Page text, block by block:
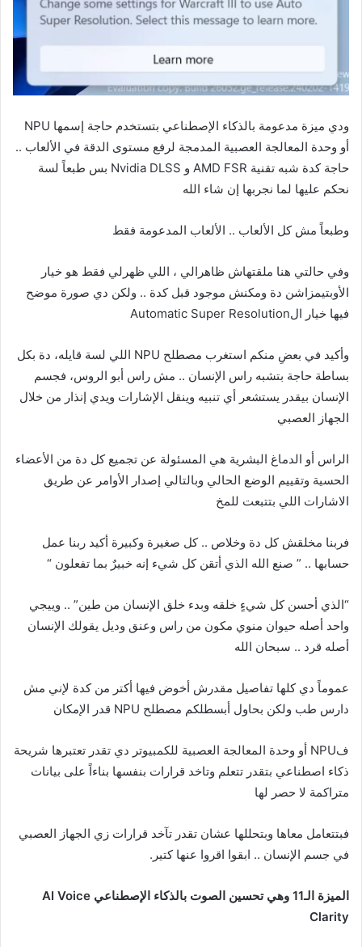
ودي ميزة مدعومة بالذكاء الإصطناعي بتستخدم حاجة إسمها NPU
أو وحدة المعالجة العصبية المدمجة لرفع مستوى الدقة في الألعاب ..
حاجة كدة شبه تقنية AMD FSR و Nvidia DLSS بس طبعاً لسة
نحكم عليها لما نجربها إن شاء الله
وطبعاً مش كل الألعاب .. الألعاب المدعومة فقط
وفي حالتي هنا ملقتهاش ظاهرالي ، اللي ظهرلي فقط هو خيار
الأوبتيمزاشن دة ومكنش موجود قبل كدة .. ولكن دي صورة موضح
فيها خيار الAutomatic Super Resolution
وأكيد في بعضِ منكم استغرب مصطلح NPU اللي لسة قايله،
دة بكل
بساطة حاجة بتشبه راس الإنسان .. مش راس أبو الروس، فجسم
الإنسان بيقدر يستشعر أي تنبيه وينقل الإشارات ويدي إنذار من خلال
الجهاز العصبي
الراس أو الدماغ البشرية هي المسئولة عن تجميع كل دة من الأعضاء
الحسية وتقييم الوضع الحالي وبالتالي إصدار الأوامر عن طريق
الاشارات اللي بتتبعت للمخ
فربنا مخلقش كل دة وخلاص .. كل صغيرة وكبيرة أكيد ربنا عمل
حسابها .. ” صنع الله الذي أتقن كل شيء إنه خبيرٌ بما تفعلون “
“الذي أحسن كل شيءٍ خلقه وبدء خلق الإنسان من طين” .. وييجي
واحد أصله حيوان منوي مكون من راس وعنق وديل يقولك الإنسان
أصله قرد .. سبحان الله
عموماً دي كلها تفاصيل مقدرش أخوض فيها أكتر من كدة لإني مش
دارس طب ولكن بحاول أبسطلكم مصطلح NPU قدر الإمكان
فNPU أو وحدة المعالجة العصبية للكمبيوتر دي تقدر تعتبرها شريحة
ذكاء اصطناعي بتقدر تتعلم وتاخد قرارات بنفسها بناءاً على بيانات
متراكمة لا حصر لها
فبتتعامل معاها وبتحللها عشان تقدر تآخد قرارات زي الجهاز العصبي
في جسم الإنسان .. ابقوا اقروا عنها كتير.
الميزة الـ11 وهي تحسين الصوت بالذكاء الإصطناعي AI Voice
Clarity